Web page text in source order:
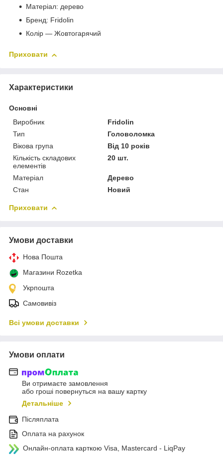
Матеріал: дерево
Бренд: Fridolin
Колір — Жовтогарячий
Приховати
Характеристики
Основні
Виробник
Fridolin
Тип
Головоломка
Вікова група
Від 10 років
Кількість складових
елементів
20 шт.
Матеріал
Дерево
Стан
Новий
Приховати
Умови доставки
Нова Пошта
Магазини Rozetka
Укрпошта
Самовивіз
Всі умови доставки
Умови оплати
Ви отримаєте замовлення
або гроші повернуться на вашу картку
Детальніше
Післяплата
Оплата на рахунок
Онлайн-оплата карткою Visa, Mastercard - LiqPay